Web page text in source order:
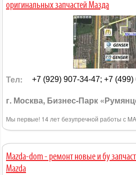
оригинальных запчастей Мазда
Тел: +7 (929) 907-34-47; +7 (499)
г. Москва, Бизнес-Парк
Мы первые! 14 лет безупречной работы с
Mazda-dom - ремонт новые и бу
Mazda